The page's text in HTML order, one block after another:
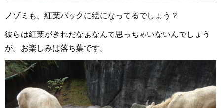
ノゾミも、紅葉バックに絵になってるでしょう？
彼らは紅葉がきれだなぁなんて思っちゃいないんでしょう
が。お楽しみは落ち葉です。